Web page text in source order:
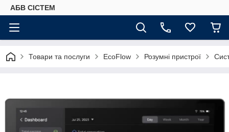
АБВ СІСТЕМ
Товари та послуги EcoFlow Розумні пристрої